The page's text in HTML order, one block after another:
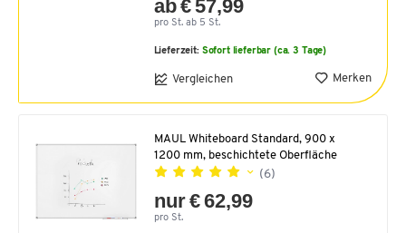
ab € 57,99
pro St. ab 5 St.
Lieferzeit: Sofort lieferbar (ca. 3 Tage)
Vergleichen Merken
MAUL Whiteboard Standard, 900 x
1200 mm, beschichtete Oberfläche
(6)
nur € 62,99
pro St.